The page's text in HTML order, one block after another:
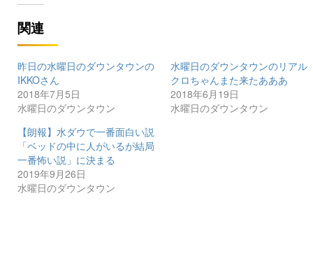
関連
昨日の水曜日のダウンタウンの
IKKOさん
2018年7月5日
水曜日のダウンタウン
水曜日のダウンタウンのリアル
クロちゃんまた来たあああ
2018年6月19日
水曜日のダウンタウン
【朗報】水ダウで一番面白い説
「ベッドの中に人がいるが結局
一番怖い説」に決まる
2019年9月26日
水曜日のダウンタウン